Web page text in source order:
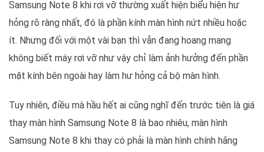
Samsung Note 8 khi rơi vỡ thường xuất hiện biểu hiện hư
hỏng rõ ràng nhất, đó là phần kính màn hình nứt nhiều hoặc
ít. Nhưng đối với một vài bạn thì vẫn đang hoang mang
không biết máy rơi vỡ như vậy chỉ làm ảnh hưởng đến phần
mặt kính bên ngoài hay làm hư hỏng cả bộ màn hình.
Tuy nhiên, điều mà hầu hết ai cũng nghĩ đến trước tiên là giá
thay màn hình Samsung Note 8 là bao nhiêu, màn hình
Samsung Note 8 khi thay có phải là màn hình chính hãng